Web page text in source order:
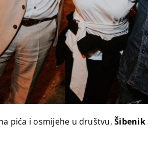
pića i osmijehe u društvu,Šibenik